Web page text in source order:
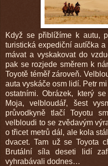
Když se přiblížíme k autu,
turistická expediční autíčka
mávat a vyskakovat do
pak se rozjede směrem k
Toyotě téměř zároveň.
auta vyskáče osm lidí. Petr
ostatními. Obrázek, který
Moja, velbloudář, šest
průvodkyně tlačí Toyotu
velbloudi to se zvědavým
o třicet metrů dál, ale kola
dvacet. Tam už se Toyota
Brutální síla deseti lidí
vyhrabávali dodnes…